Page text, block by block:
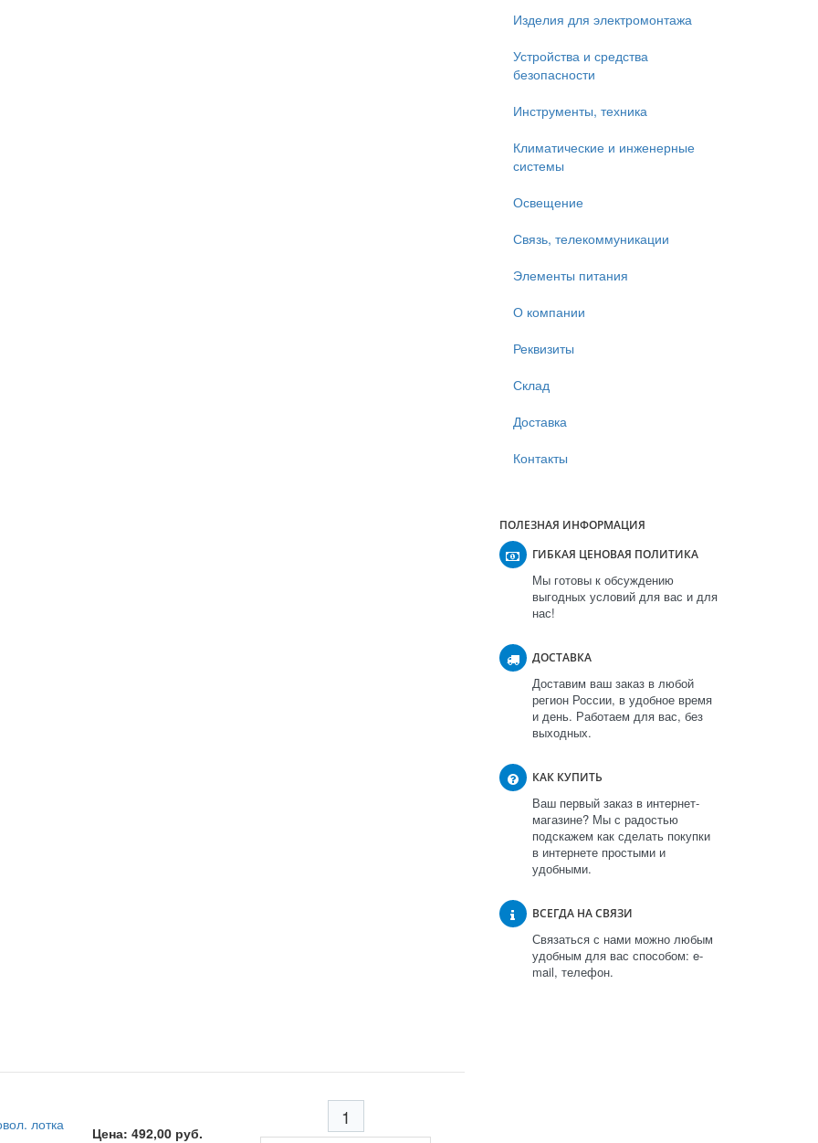
Изделия для электромонтажа
Устройства и средства
безопасности
Инструменты, техника
Климатические и инженерные
системы
Освещение
Связь, телекоммуникации
Элементы питания
О компании
Реквизиты
Склад
Доставка
Контакты
ПОЛЕЗНАЯ ИНФОРМАЦИЯ
ГИБКАЯ ЦЕНОВАЯ ПОЛИТИКА
Мы готовы к обсуждению
выгодных условий для вас и для
нас!
ДОСТАВКА
Доставим ваш заказ в любой
регион России, в удобное время
и день. Работаем для вас, без
выходных.
КАК КУПИТЬ
Ваш первый заказ в интернет-
магазине? Мы с радостью
подскажем как сделать покупки
в интернете простыми и
удобными.
ВСЕГДА НА СВЯЗИ
Связаться с нами можно любым
удобным для вас способом: e-
mail, телефон.
лотка Цена: 492,00 руб.